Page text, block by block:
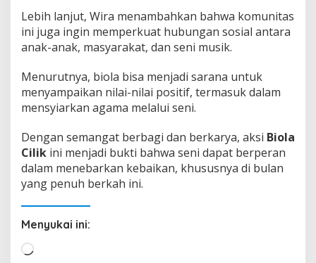
Lebih lanjut, Wira menambahkan bahwa komunitas
ini juga ingin memperkuat hubungan sosial antara
anak-anak, masyarakat, dan seni musik.
Menurutnya, biola bisa menjadi sarana untuk
menyampaikan nilai-nilai positif, termasuk dalam
mensyiarkan agama melalui seni.
Dengan semangat berbagi dan berkarya, aksi Biola
Cilik ini menjadi bukti bahwa seni dapat berperan
dalam menebarkan kebaikan, khususnya di bulan
yang penuh berkah ini.
Menyukai ini: